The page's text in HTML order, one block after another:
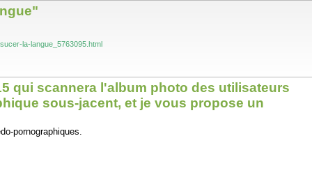
la-langue_5763095.html
qui scannera l'album photo des utilisateurs
sous-jacent, et je vous propose un
pornographiques.